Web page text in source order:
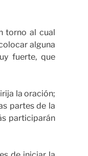
torno al cual
alguna
fuerte, que
la oración;
partes de la
participarán